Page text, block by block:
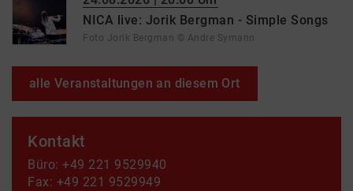
NICA live: Jorik Bergman - Simple Songs
Foto Jorik Bergman © Andre Symann
alle Veranstaltungen an diesem Ort
Kontakt
Büro: +49 221 9529940
Fax: +49 221 9529949